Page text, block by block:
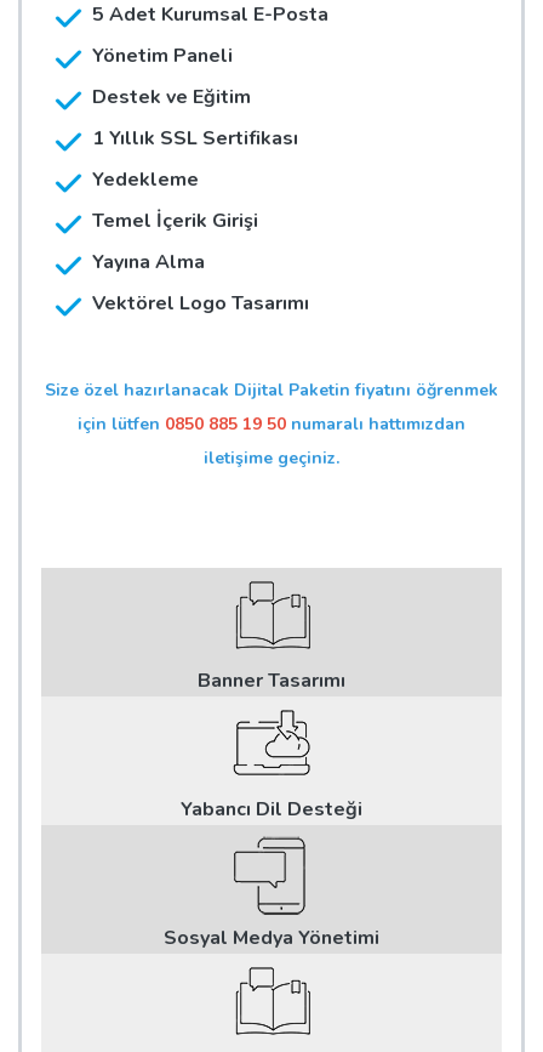
5 Adet Kurumsal E-Posta
Yönetim Paneli
Destek ve Eğitim
1 Yıllık SSL Sertifikası
Yedekleme
Temel İçerik Girişi
Yayına Alma
Vektörel Logo Tasarımı
Size özel hazırlanacak Dijital Paketin fiyatını öğrenmek
için lütfen 0850 885 19 50 numaralı hattımızdan
iletişime geçiniz.
Banner Tasarımı
Yabancı Dil Desteği
Sosyal Medya Yönetimi